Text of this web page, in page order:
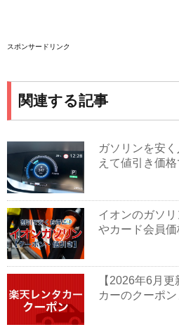
スポンサードリンク
関連する記事
ガソリンを安
えて値引き価格
イオンのガソリ
やカード会員
【2026年6月
カーのクーポ